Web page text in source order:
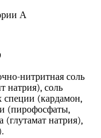
А
нитритная соль
натрия), соль
специи (кардамон,
(пирофосфаты,
(глутамат натрия),